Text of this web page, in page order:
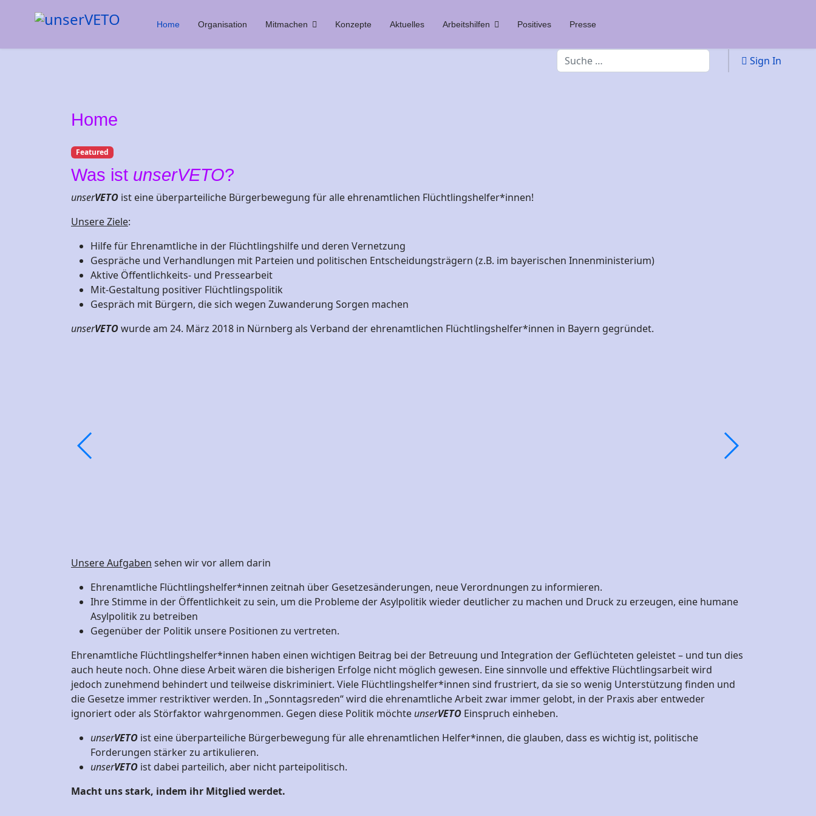
Home Organisation Mitmachen Konzepte Aktuelles Arbeitshilfen Positives Presse
Suchen Sign In
Home
Featured
Was ist unserVETO?
unserVETO ist eine überparteiliche Bürgerbewegung für alle ehrenamtlichen Flüchtlingshelfer*innen!
Unsere Ziele:
Hilfe für Ehrenamtliche in der Flüchtlingshilfe und deren Vernetzung
Gespräche und Verhandlungen mit Parteien und politischen Entscheidungsträgern (z.B. im bayerischen Innenministerium)
Aktive Öffentlichkeits- und Pressearbeit
Mit-Gestaltung positiver Flüchtlingspolitik
Gespräch mit Bürgern, die sich wegen Zuwanderung Sorgen machen
unserVETOwurde am 24. März 2018 in Nürnberg als Verband der ehrenamtlichen Flüchtlingshelfer*innen in Bayern gegründet.
Unsere Aufgaben sehen wir vor allem darin
Ehrenamtliche Flüchtlingshelfer*innen zeitnah über Gesetzesänderungen, neue Verordnungen zu informieren.
Ihre Stimme in der Öffentlichkeit zu sein, um die Probleme der Asylpolitik wieder deutlicher zu machen und Druck zu erzeugen, eine humane
Asylpolitik zu betreiben
Gegenüber der Politik unsere Positionen zu vertreten.
Ehrenamtliche Flüchtlingshelfer*innen haben einen wichtigen Beitrag bei der Betreuung und Integration der Geflüchteten geleistet – und tun dies
auch heute noch. Ohne diese Arbeit wären die bisherigen Erfolge nicht möglich gewesen. Eine sinnvolle und effektive Flüchtlingsarbeit wird
jedoch zunehmend behindert und teilweise diskriminiert. Viele Flüchtlingshelfer*innen sind frustriert, da sie so wenig Unterstützung finden und
die Gesetze immer restriktiver werden. In „Sonntagsreden“ wird die ehrenamtliche Arbeit zwar immer gelobt, in der Praxis aber entweder
ignoriert oder als Störfaktor wahrgenommen. Gegen diese Politik möchte unserVETO Einspruch einheben.
unserVETO ist eine überparteiliche Bürgerbewegung für alle ehrenamtlichen Helfer*innen, die glauben, dass es wichtig ist, politische
Forderungen stärker zu artikulieren.
unserVETO ist dabei parteilich, aber nicht parteipolitisch.
Macht uns stark, indem ihr Mitglied werdet.